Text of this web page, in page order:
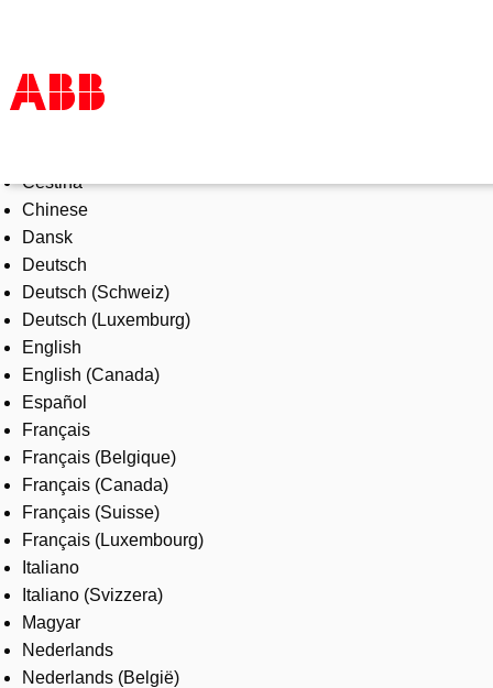
Products & Solutions
Industries
Services
About us
Where to buy
Contact us
Careers
Čeština
Chinese
Dansk
Deutsch
Deutsch (Schweiz)
Deutsch (Luxemburg)
English
English (Canada)
Español
Français
Français (Belgique)
Français (Canada)
Français (Suisse)
Français (Luxembourg)
Italiano
Italiano (Svizzera)
Magyar
Nederlands
Nederlands (België)